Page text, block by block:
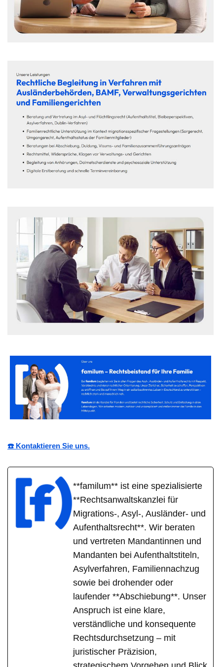
☎️ Kontaktieren Sie uns.
**familum** ist eine spezialisierte
**Rechtsanwaltskanzlei für
Migrations-, Asyl-, Ausländer- und
Aufenthaltsrecht**. Wir beraten
und vertreten Mandantinnen und
Mandanten bei Aufenthaltstiteln,
Asylverfahren, Familiennachzug
sowie bei drohender oder
laufender **Abschiebung**. Unser
Anspruch ist eine klare,
verständliche und konsequente
Rechtsdurchsetzung – mit
juristischer Präzision,